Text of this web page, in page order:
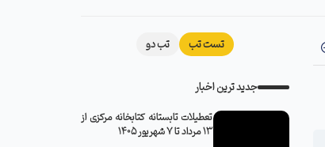
تست تب تب دو
جدید ترین اخبار
تعطیلات تابستانه کتابخانه مرکزی از
13 مرداد تا 7 شهریور 1405